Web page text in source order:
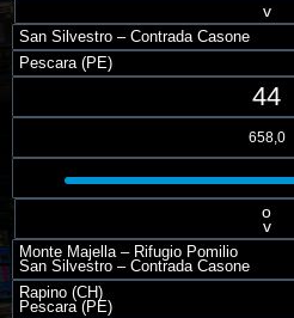
v
San Silvestro – Contrada Casone
Pescara (PE)
44
658,0
o
v
Monte Majella – Rifugio Pomilio
San Silvestro – Contrada Casone
Rapino (CH)
Pescara (PE)